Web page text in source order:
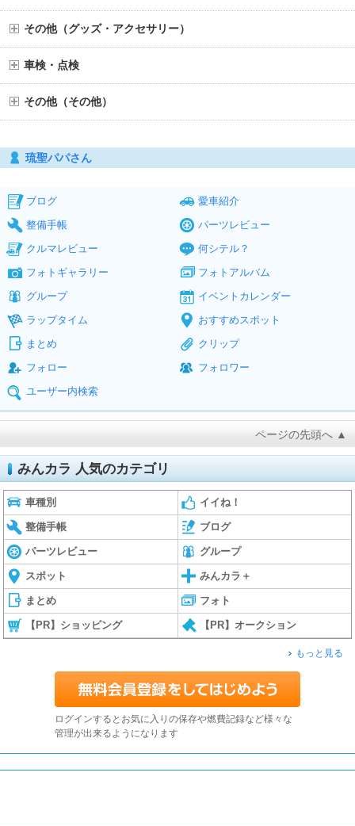
その他（グッズ・アクセサリー）
車検・点検
その他（その他）
琉聖パパさん
ブログ
愛車紹介
整備手帳
パーツレビュー
クルマレビュー
何シテル？
フォトギャラリー
フォトアルバム
グループ
イベントカレンダー
ラップタイム
おすすめスポット
まとめ
クリップ
フォロー
フォロワー
ユーザー内検索
ページの先頭へ ▲
みんカラ 人気のカテゴリ
車種別 イイね！
整備手帳 ブログ
パーツレビュー グループ
スポット みんカラ＋
まとめ フォト
【PR】ショッピング 【PR】オークション
もっと見る
ログインするとお気に入りの保存や燃費記録など様々な
管理が出来るようになります